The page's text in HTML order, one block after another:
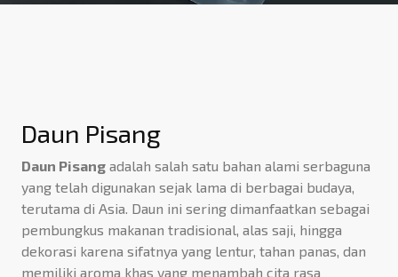
Daun Pisang
Daun Pisang adalah salah satu bahan alami serbaguna
yang telah digunakan sejak lama di berbagai budaya,
terutama di Asia. Daun ini sering dimanfaatkan sebagai
pembungkus makanan tradisional, alas saji, hingga
dekorasi karena sifatnya yang lentur, tahan panas, dan
memiliki aroma khas yang menambah cita rasa